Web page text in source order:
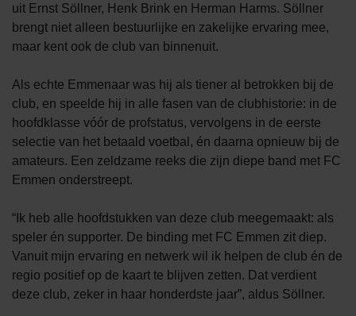
uit Ernst Söllner, Henk Brink en Herman Harms. Söllner
brengt niet alleen bestuurlijke en zakelijke ervaring mee,
maar kent ook de club van binnenuit.
Als echte Emmenaar was hij als tiener al betrokken bij de
club, en speelde hij in alle fasen van de clubhistorie: in de
hoofdklasse vóór de profstatus, vervolgens in de eerste
selectie van het betaald voetbal, én daarna opnieuw bij de
amateurs. Een zeldzame reeks die zijn diepe band met FC
Emmen onderstreept.
“Ik heb alle hoofdstukken van deze club meegemaakt: als
speler én supporter. De binding met FC Emmen zit diep.
Vanuit mijn ervaring en netwerk wil ik helpen de club én de
regio positief op de kaart te blijven zetten. Dat verdient
deze club, zeker in haar honderdste jaar”, aldus Söllner.